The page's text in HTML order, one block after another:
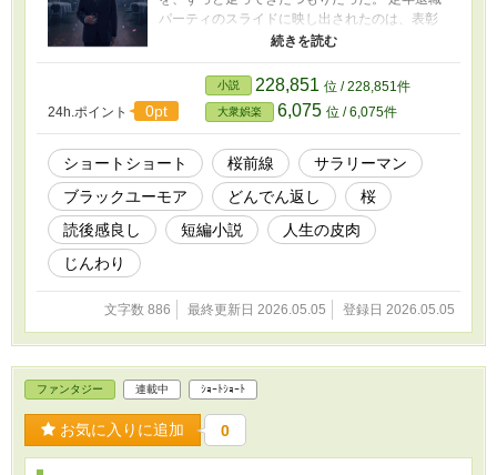
パーティのスライドに映し出されたのは、表彰
でも感謝状でもなかった。彼が出張に出るたび
に、部下たちが密かに開いていた——三十二年
分の花見の記録だった。 笑い話のつもりで用意
されたそのスライドが、男に初めて気づかせ
る。先頭を走り続けた自分は、ずっと桜を見て
いなかったのだと。 最後の一枚に書いてあった
言葉が、静かに胸に刺さる。
24h.ポイント 0pt
小説 228,851 位 / 228,851件
大衆娯楽 6,075 位 / 6,075件
ショートショート 桜前線
サラリーマン
ブラックユーモア
どんでん返し
桜
読後感良し
短編小説
人生の皮肉
じんわり
文字数 886 最終更新日 2026.05.05 登録日 2026.05.05
ファンタジー 連載中 ｼｮｰﾄｼｮｰﾄ
お気に入りに追加 0